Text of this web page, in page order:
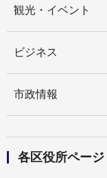
観光・イベント
ビジネス
市政情報
各区役所ページ